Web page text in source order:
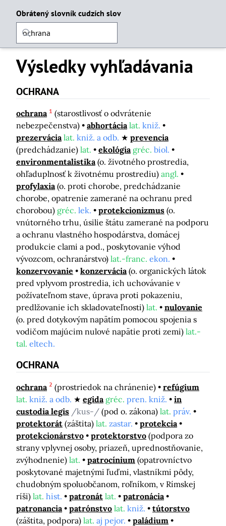
Obrátený slovník cudzích slov
Výsledky vyhľadávania
OCHRANA
ochrana 1 (starostlivosť o odvrátenie
nebezpečenstva)
abhortácia lat. kniž.
prezervácia lat. kniž. a odb.
prevencia
(predchádzanie) lat. ekológia gréc. biol.
environmentalistika (o. životného prostredia,
ohľaduplnosť k životnému prostrediu) angl.
profylaxia (o. proti chorobe, predchádzanie
chorobe, opatrenie zamerané na ochranu pred
chorobou) gréc. lek. protekcionizmus (o.
vnútorného trhu, úsilie štátu zamerané na podporu
a ochranu vlastného hospodárstva, domácej
produkcie clami a pod., poskytovanie výhod
vývozcom, ochranárstvo) lat.-franc. ekon.
konzervovanie
konzervácia (o. organických látok
pred vplyvom prostredia, ich uchovávanie v
požívateľnom stave, úprava proti pokazeniu,
predlžovanie ich skladovateľnosti) lat.
nulovanie
(o. pred dotykovým napätím pomocou spojenia s
vodičom majúcim nulové napätie proti zemi) lat.-
tal. eltech.
OCHRANA
ochrana 2 (prostriedok na chránenie)
refúgium
lat. kniž. a odb. egida gréc. pren. kniž.
in
custodia legis /kus-/ (pod o. zákona) lat. práv.
protektorát (záštita) lat. zastar.
protekcia
protekcionárstvo
protektorstvo (podpora zo
strany vplyvnej osoby, priazeň, uprednostňovanie,
zvýhodnenie) lat. patrocínium (opatrovníctvo
poskytované majetnými ľuďmi, vlastníkmi pôdy,
chudobným spoluobčanom, roľníkom, v Rímskej
ríši) lat. hist. patronát lat.
patronácia
patronancia
patrónstvo lat. kniž.
tútorstvo
(záštita, podpora) lat. aj pejor.
paládium